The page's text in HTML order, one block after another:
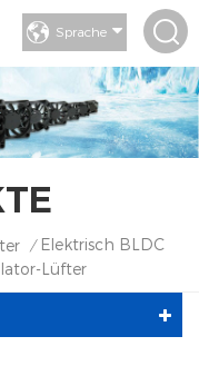
Sprache
/ Elektrisch BLDC
Lüfter